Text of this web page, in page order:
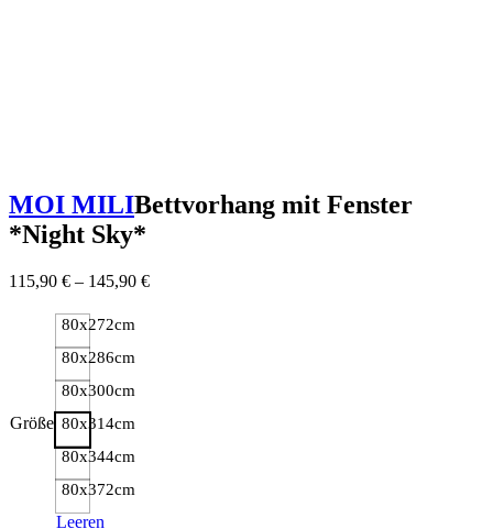
MOI MILIBettvorhang mit Fenster
*Night Sky*
115,90 € – 145,90 €
Größe
80x272cm
80x286cm
80x300cm
80x314cm
80x344cm
80x372cm
Leeren